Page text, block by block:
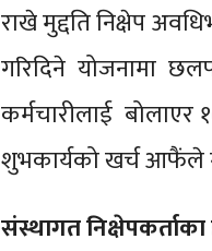
राखे मुद्दति निक्षेप
गरिदिने योजनामा
कर्मचारीलाई बोलाएर
शुभकार्यको खर्च आफैंले
संस्थागत